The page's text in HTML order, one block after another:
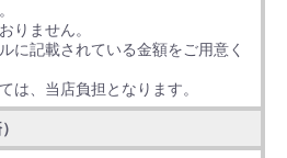
りません。
に記載されている金額をご用意く
は、当店負担となります。